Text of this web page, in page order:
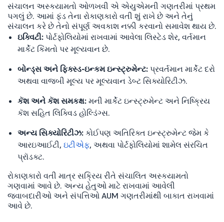
સંચાલન અસ્કયામતો ઓળખવી એ એયુએમની ગણતરીમાં પ્રથમ
પગલું છે. આમાં ફંડ તેના રોકાણકારો વતી શું રાખે છે અને તેનું
સંચાલન કરે છે તેનો સંપૂર્ણ અવકાશ નક્કી કરવાનો સમાવેશ થાય છે.
ઇક્વિટી: પોર્ટફોલિયોમાં રાખવામાં આવેલા લિસ્ટેડ શેર, વર્તમાન
માર્કેટ કિંમતો પર મૂલ્યવાન છે.
બોન્ડ્સ અને ફિક્સ્ડ-ઇન્કમ ઇન્સ્ટ્રુમેન્ટ: પ્રવર્તમાન માર્કેટ દરો
અથવા વાજબી મૂલ્ય પર મૂલ્યવાન ડેબ્ટ સિક્યોરિટીઝ.
કૅશ અને કૅશ સમકક્ષ: મની માર્કેટ ઇન્સ્ટ્રુમેન્ટ અને નિષ્ક્રિય
કૅશ સહિત લિક્વિડ હોલ્ડિંગ્સ.
અન્ય સિક્યોરિટીઝ: કોઈપણ અતિરિક્ત ઇન્સ્ટ્રુમેન્ટ જેમ કે
આરઇઆઈટી, ઇટીએફ, અથવા પોર્ટફોલિયોમાં શામેલ સંરચિત
પ્રૉડક્ટ.
રોકાણકારો વતી માત્ર સક્રિય રીતે સંચાલિત અસ્કયામતો
ગણવામાં આવે છે. અન્ય હેતુઓ માટે રાખવામાં આવેલી
જવાબદારીઓ અને સંપત્તિઓ AUM ગણતરીમાંથી બાકાત રાખવામાં
આવે છે.